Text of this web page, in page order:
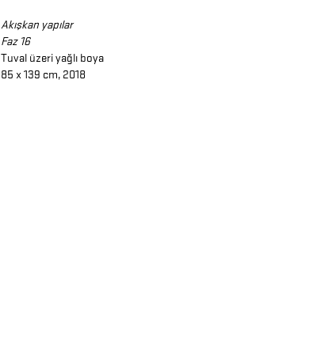
Akışkan yapılar
Faz 16
Tuval üzeri yağlı boya
85 x 139 cm, 2018